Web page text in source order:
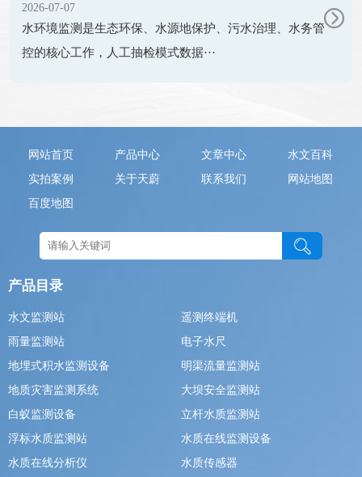
2026-07-07
水环境监测是生态环保、水源地保护、污水治理、水务管
控的核心工作，人工抽检模式数据···
网站首页 产品中心 文章中心
水文百科
实拍案例
关于天蔚 联系我们
网站地图
百度地图
产品目录
水文监测站
遥测终端机
雨量监测站
电子水尺
地埋式积水监测设备
明渠流量监测站
地质灾害监测系统
大坝安全监测站
白蚁监测设备
立杆水质监测站
浮标水质监测站
水质在线监测设备
水质在线分析仪
水质传感器